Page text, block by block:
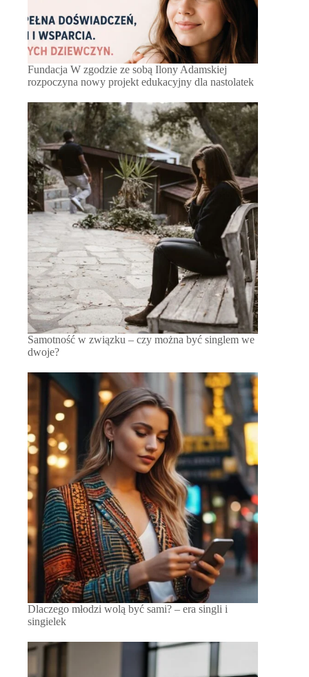
Fundacja W zgodzie ze sobą Ilony Adamskiej
rozpoczyna nowy projekt edukacyjny dla nastolatek
Samotność w związku – czy można być singlem we
dwoje?
Dlaczego młodzi wolą być sami? – era singli i
singielek